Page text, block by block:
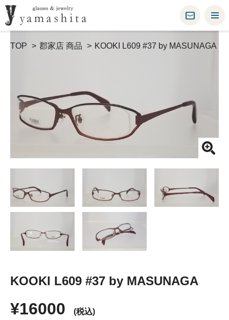
TOP 郡家店 商品 KOOKI L609 #37 by MASUNAGA
KOOKI L609 #37 by MASUNAGA
¥16000 (税込)